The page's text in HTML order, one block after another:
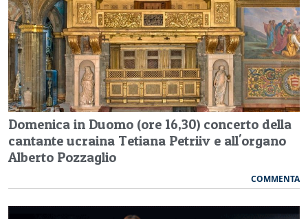
Domenica in Duomo (ore 16,30) concerto della
cantante ucraina Tetiana Petriiv e all'organo
Alberto Pozzaglio
COMMENTA